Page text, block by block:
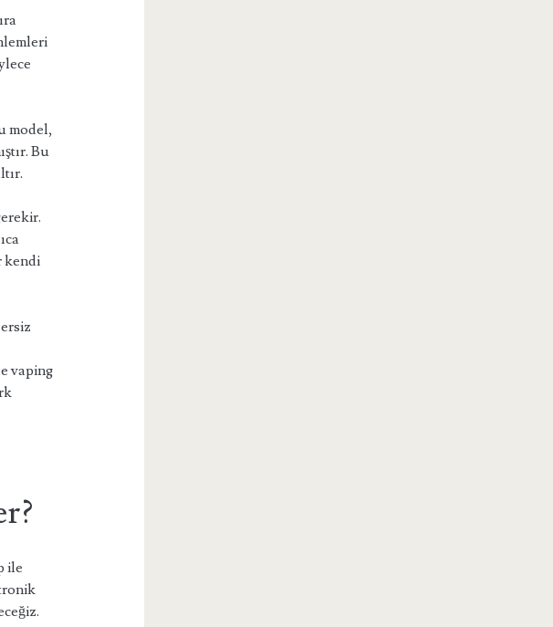
model,
Bu
kendi
vaping
ile